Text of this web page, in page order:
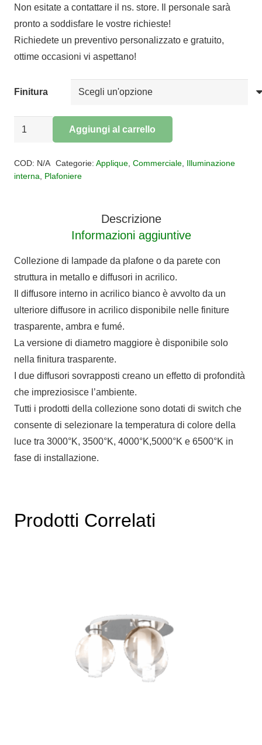
prezzo:
da
€99,22
a
€109,06
Non esitate a contattare il ns. store. Il personale sarà
pronto a soddisfare le vostre richieste!
Richiedete un preventivo personalizzato e gratuito,
ottime occasioni vi aspettano!
Finitura
Plafoniera
BUBBLE
Aggiungi al carrello
COD: N/A Categorie: Applique, Commerciale, Illuminazione
interna
Plafoniere
Descrizione
Informazioni aggiuntive
Collezione di lampade da plafone o da parete con
struttura in metallo e diffusori in acrilico.
Il diffusore interno in acrilico bianco è avvolto da un
ulteriore diffusore in acrilico disponibile nelle finiture
trasparente, ambra e fumé.
La versione di diametro maggiore è disponibile solo
nella finitura trasparente.
I due diffusori sovrapposti creano un effetto di profondità
che impreziosisce l’ambiente.
Tutti i prodotti della collezione sono dotati di switch che
consente di selezionare la temperatura di colore della
luce tra 3000°K, 3500°K, 4000°K,5000°K e 6500°K in
fase di installazione.
Prodotti Correlati